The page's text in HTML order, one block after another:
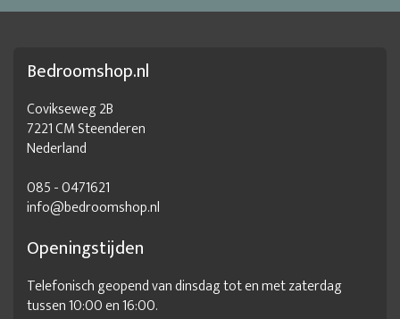
Bedroomshop.nl
Covikseweg 2B
7221 CM Steenderen
Nederland
085 - 0471621
info@bedroomshop.nl
Openingstijden
Telefonisch geopend van dinsdag tot en met zaterdag
tussen 10:00 en 16:00.